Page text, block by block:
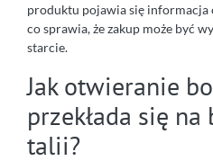
produktu pojawia się informacja
co sprawia, że zakup może być
starcie.
Jak otwieranie
przekłada się
talii?